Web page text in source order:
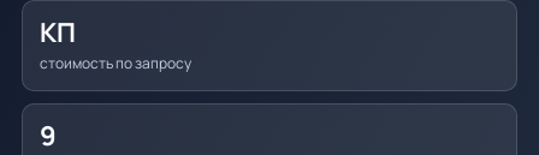
КП
стоимость по запросу
9